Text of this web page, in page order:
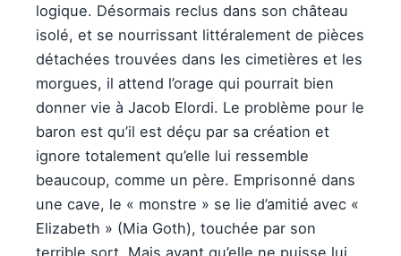
logique. Désormais reclus dans son château
isolé, et se nourrissant littéralement de pièces
détachées trouvées dans les cimetières et les
morgues, il attend l’orage qui pourrait bien
donner vie à Jacob Elordi. Le problème pour le
baron est qu’il est déçu par sa création et
ignore totalement qu’elle lui ressemble
beaucoup, comme un père. Emprisonné dans
une cave, le « monstre » se lie d’amitié avec «
Elizabeth » (Mia Goth), touchée par son
terrible sort. Mais avant qu’elle ne puisse lui